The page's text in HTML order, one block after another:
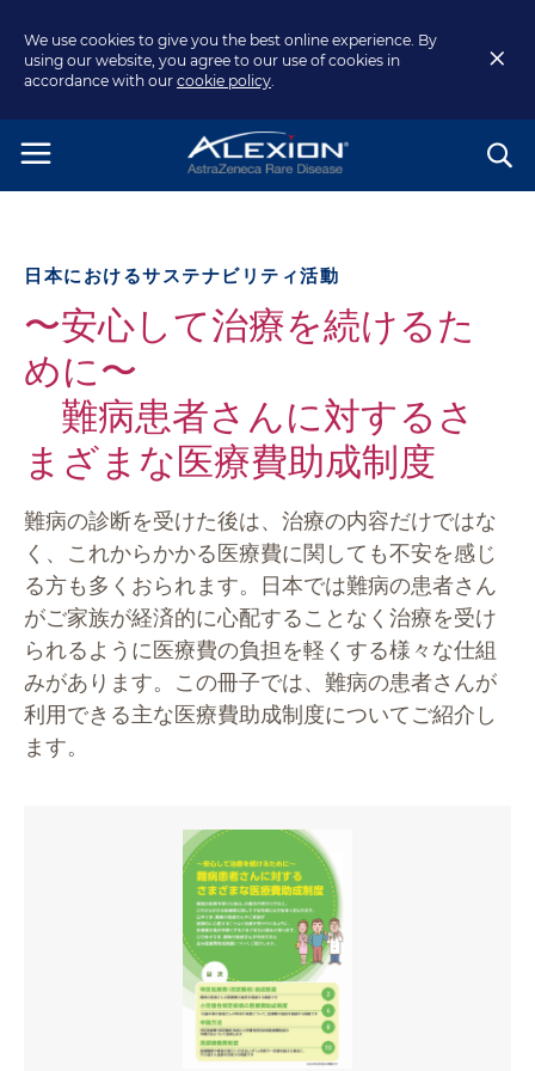
We use cookies to give you the best online experience. By
using our website, you agree to our use of cookies in
accordance with our cookie policy
⽇本におけるサステナビリティ活動
〜安⼼して治療を続けるた
めに〜
難病患者さんに対するさ
まざまな医療費助成制度
難病の診断を受けた後は、治療の内容だけではな
く、これからかかる医療費に関しても不安を感じ
る⽅も多くおられます。⽇本では難病の患者さん
がご家族が経済的に⼼配することなく治療を受け
られるように医療費の負担を軽くする様々な仕組
みがあります。この冊⼦では、難病の患者さんが
利⽤できる主な医療費助成制度についてご紹介し
ます。